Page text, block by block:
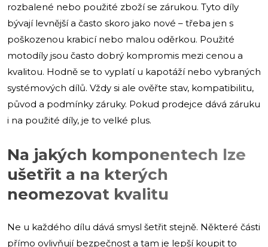
rozbalené nebo použité zboží se zárukou. Tyto díly
bývají levnější a často skoro jako nové – třeba jen s
poškozenou krabicí nebo malou oděrkou. Použité
motodíly jsou často dobrý kompromis mezi cenou a
kvalitou. Hodně se to vyplatí u kapotáží nebo vybraných
systémových dílů. Vždy si ale ověřte stav, kompatibilitu,
původ a podmínky záruky. Pokud prodejce dává záruku
i na použité díly, je to velké plus.
Na jakých komponentech lze
ušetřit a na kterých
neomezovat kvalitu
Ne u každého dílu dává smysl šetřit stejně. Některé části
přímo ovlivňují bezpečnost a tam je lepší koupit to